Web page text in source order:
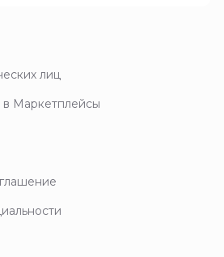
лиц
в Маркетплейсы